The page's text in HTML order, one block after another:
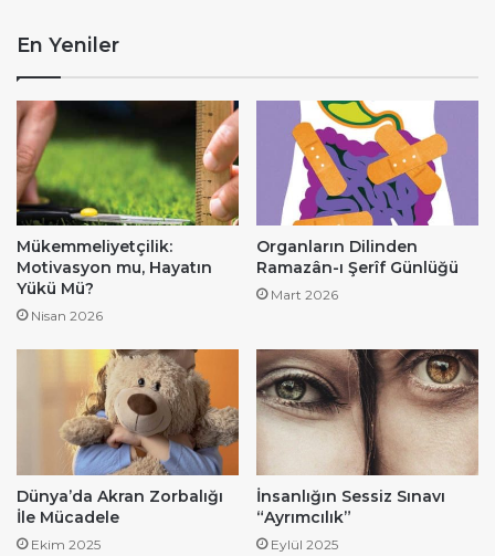
En Yeniler
Mükemmeliyetçilik:
Motivasyon mu, Hayatın
Yükü Mü?
Nisan 2026
Organların Dilinden
Ramazân-ı Şerîf Günlüğü
Mart 2026
Dünya’da Akran Zorbalığı
İle Mücadele
Ekim 2025
İnsanlığın Sessiz Sınavı
“Ayrımcılık”
Eylül 2025